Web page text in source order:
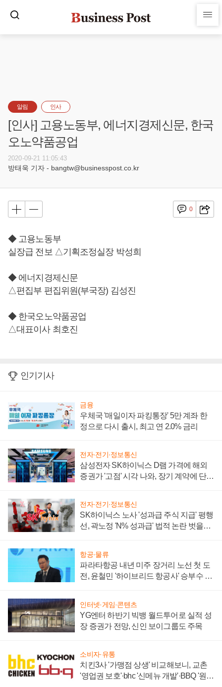
알림 인사
[인사] 고용노동부, 에너지경제신문, 한국
오노약품공업
2020-09-21 11:05:43
방태욱 기자 - bangtw@businesspost.co.kr
0
◆ 고용노동부
실장급 전보 △기획조정실장 박성희
◆ 에너지경제신문
△편집부 편집위원(부국장) 김성진
◆ 한국오노약품공업
△대표이사 최호진
인기기사
금융
우체국 '매일이자 파킹통장' 5만 계좌 한
정으로 다시 출시, 최고 연 2.0% 금리
전자·전기·정보통신
삼성전자 SK하이닉스 D램 가격에 해외
증권가 '고점' 시각 나와, 장기 계약에 단점
전자·전기·정보통신
SK하이닉스 노사 '성과급 주식 지급' 평행
선, 곽노정 'N% 성과급' 법적 논란 벗을지
항공·물류
파라타항공 내년 미주 장거리 노선 첫 도
전, 윤철민 '하이브리드 항공사' 승부수 통
인터넷·게임·콘텐츠
YG엔터 하반기 빅뱅 월드투어로 실적 성
장 증권가 전망, 신인 보이그룹도 주목
소비자·유통
치킨3사 '가맹점 상생' 비교해보니, 교촌
'영업권 보호'·bhc '신메뉴 개발'·BBQ '원가